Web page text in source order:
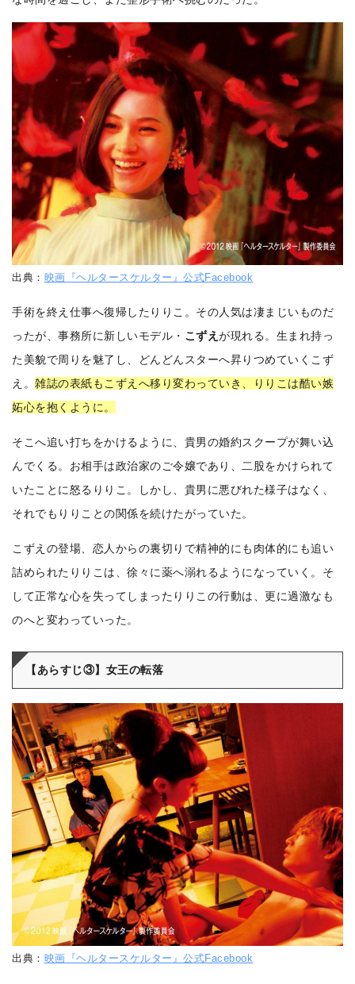
出典： 映画『ヘルタースケルター』公式Facebook
手術を終え仕事へ復帰したりりこ。その人気は凄まじいものだ
ったが、事務所に新しいモデル・ こずえが現れる。生まれ持っ
た美貌で周りを魅了し、どんどんスターへ昇りつめていくこず
え。雑誌の表紙もこずえへ移り変わっていき、りりこは酷い嫉
妬心を抱くように。
そこへ追い打ちをかけるように、貴男の婚約スクープが舞い込
んでくる。お相手は政治家のご令嬢であり、二股をかけられて
いたことに怒るりりこ。しかし、貴男に悪びれた様子はなく、
それでもりりことの関係を続けたがっていた。
こずえの登場、恋人からの裏切りで精神的にも肉体的にも追い
詰められたりりこは、徐々に薬へ溺れるようになっていく。そ
して正常な心を失ってしまったりりこの行動は、更に過激なも
のへと変わっていった。
【あらすじ③】女王の転落
出典： 映画『ヘルタースケルター』公式Facebook